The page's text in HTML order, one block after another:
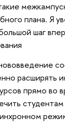
плана. Я
шаг
расширять
прямо во